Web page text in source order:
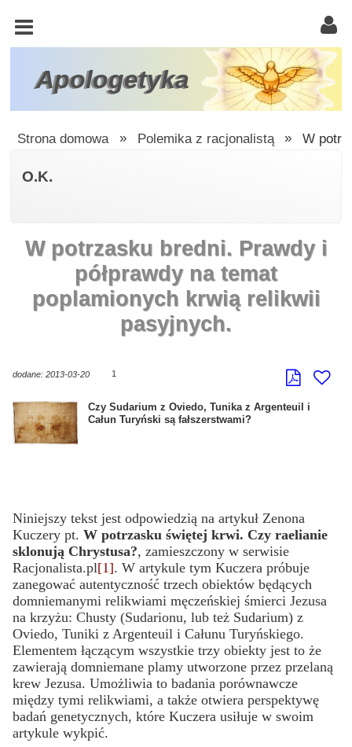
Apologetyka
KOŚCIÓŁ
KATOLICKI
TRÓJCA
ŚWIĘTA
W
OBRONIE
Strona domowa » Polemika z racjonalistą » W
O.K.
W potrzasku bredni. Prawdy i
półprawdy na temat
poplamionych krwią relikwii
pasyjnych.
dodane: 2013-03-20 1
Czy Sudarium z Oviedo, Tunika z Argenteuil i
Całun Turyński są fałszerstwami?
Niniejszy tekst jest odpowiedzią na artykuł Zenona
Kuczery pt.W potrzasku świętej krwi. Czy raelianie
sklonują Chrystusa?, zamieszczony w serwisie
Racjonalista.pl[1]. W artykule tym Kuczera próbuje
zanegować autentyczność trzech obiektów będących
domniemanymi relikwiami męczeńskiej śmierci Jezusa
na krzyżu: Chusty (Sudarionu, lub też Sudarium) z
Oviedo, Tuniki z Argenteuil i Całunu Turyńskiego.
Elementem łączącym wszystkie trzy obiekty jest to że
zawierają domniemane plamy utworzone przez przelaną
krew Jezusa. Umożliwia to badania porównawcze
między tymi relikwiami, a także otwiera perspektywę
badań genetycznych, które Kuczera usiłuje w swoim
artykule wykpić.